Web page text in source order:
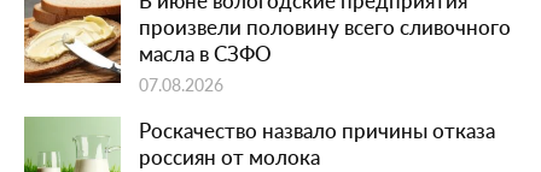
произвели половину всего сливочного
масла в СЗФО
07.08.2026
Роскачество назвало причины отказа
россиян от молока